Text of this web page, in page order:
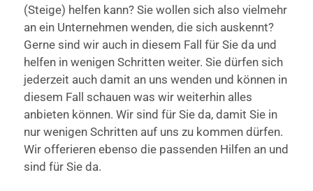
(Steige) helfen kann? Sie wollen sich also vielmehr
an ein Unternehmen wenden, die sich auskennt?
Gerne sind wir auch in diesem Fall für Sie da und
helfen in wenigen Schritten weiter. Sie dürfen sich
jederzeit auch damit an uns wenden und können in
diesem Fall schauen was wir weiterhin alles
anbieten können. Wir sind für Sie da, damit Sie in
nur wenigen Schritten auf uns zu kommen dürfen.
Wir offerieren ebenso die passenden Hilfen an und
sind für Sie da.